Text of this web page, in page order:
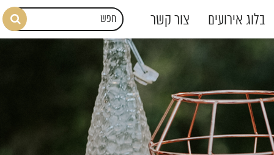
בלוג אירועים צור קשר